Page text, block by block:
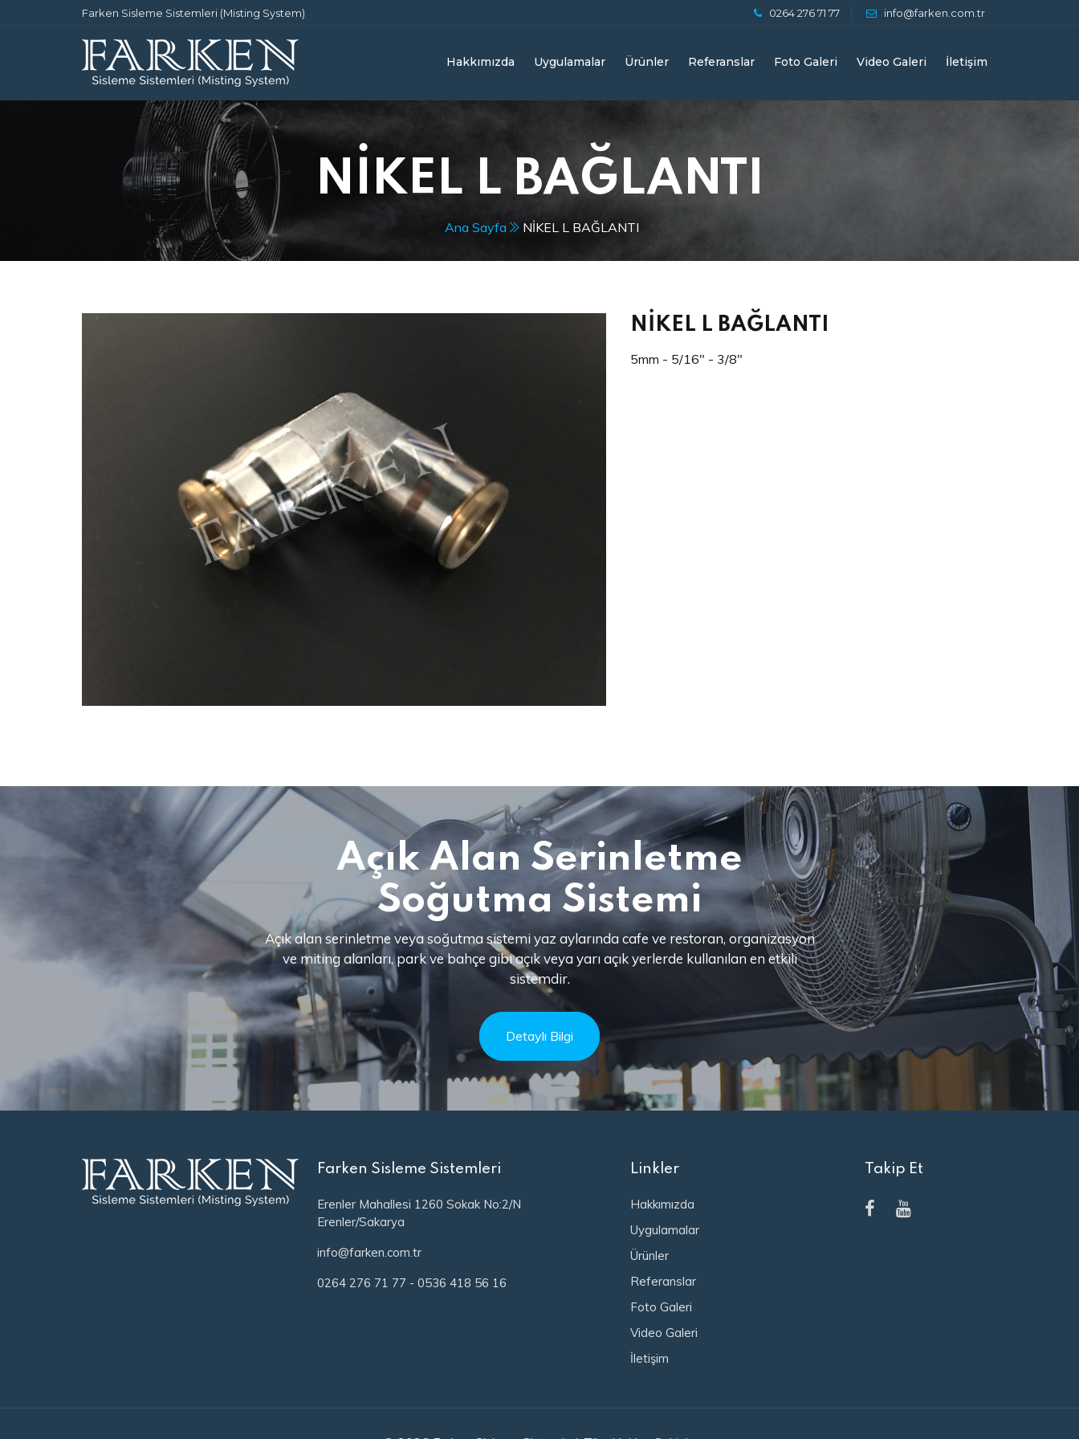
Farken Sisleme Sistemleri (Misting System) 0264 276 71 77 info@farken.com.tr
Hakkımızda Uygulamalar Ürünler Referanslar Foto Galeri Video Galeri İletişim
NİKEL L BAĞLANTI
Ana Sayfa NİKEL L BAĞLANTI
NİKEL L BAĞLANTI
5mm - 5/16" - 3/8"
Açık Alan Serinletme
Soğutma Sistemi
Açık alan serinletme veya soğutma sistemi yaz aylarında cafe ve restoran, organizasyon
ve miting alanları, park ve bahçe gibi açık veya yarı açık yerlerde kullanılan en etkili
sistemdir.
Detaylı Bilgi
Farken Sisleme Sistemleri
Erenler Mahallesi 1260 Sokak No:2/N
Erenler/Sakarya
info@farken.com.tr
0264 276 71 77 - 0536 418 56 16
Linkler
Hakkımızda
Uygulamalar
Ürünler
Referanslar
Foto Galeri
Video Galeri
İletişim
Takip Et